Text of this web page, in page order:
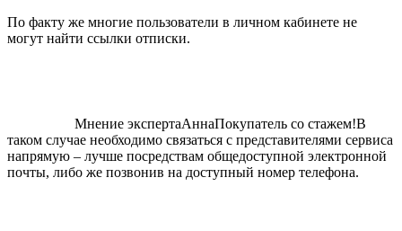
По факту же многие пользователи в личном кабинете не
могут найти ссылки отписки.
Мнение экспертаАннаПокупатель со стажем!В
таком случае необходимо связаться с представителями сервиса
напрямую – лучше посредствам общедоступной электронной
почты, либо же позвонив на доступный номер телефона.